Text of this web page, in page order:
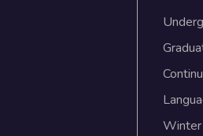
Winter